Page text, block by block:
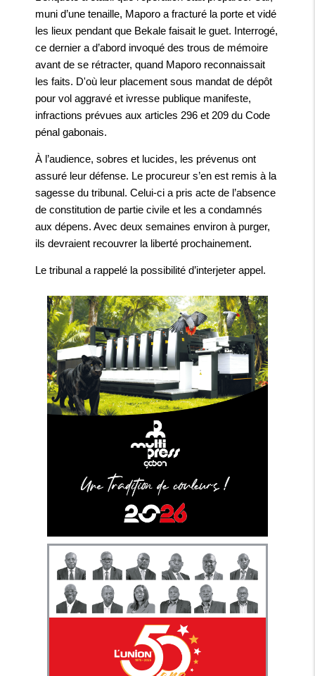
muni d’une tenaille, Maporo a fracturé la porte et vidé
les lieux pendant que Bekale faisait le guet. Interrogé,
ce dernier a d’abord invoqué des trous de mémoire
avant de se rétracter, quand Maporo reconnaissait
les faits. D'où leur placement sous mandat de dépôt
pour vol aggravé et ivresse publique manifeste,
infractions prévues aux articles 296 et 209 du Code
pénal gabonais.
À l’audience, sobres et lucides, les prévenus ont
assuré leur défense. Le procureur s’en est remis à la
sagesse du tribunal. Celui-ci a pris acte de l’absence
de constitution de partie civile et les a condamnés
aux dépens. Avec deux semaines environ à purger,
ils devraient recouvrer la liberté prochainement.
Le tribunal a rappelé la possibilité d’interjeter appel.